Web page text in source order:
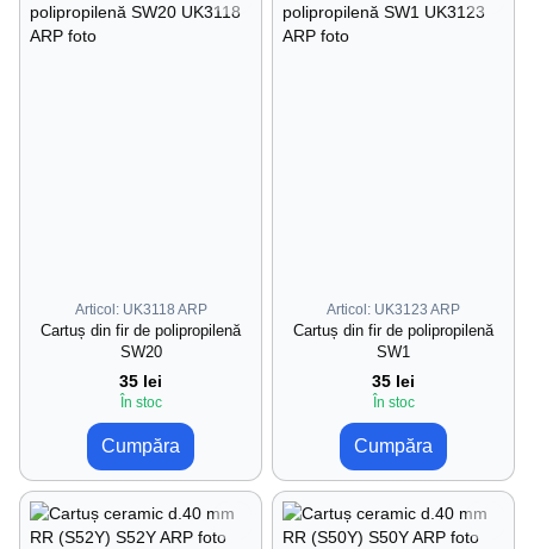
Articol: UK3118 ARP
Cartuș din fir de polipropilenă
SW20
35 lei
În stoc
Cumpăra
Articol: UK3123 ARP
Cartuș din fir de polipropilenă
SW1
35 lei
În stoc
Cumpăra